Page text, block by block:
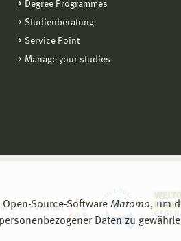
Source-Software Matomo, um
Daten zu
Degree Programmes
Studienberatung
Service Point
Manage your studies